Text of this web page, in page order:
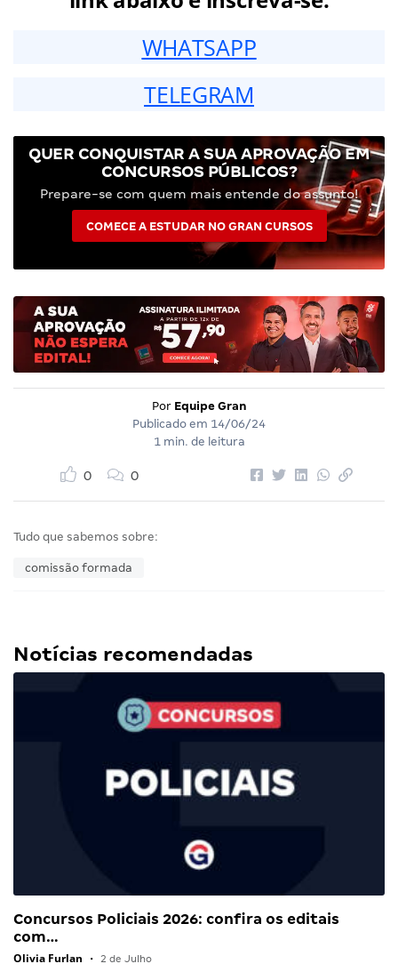
WHATSAPP
TELEGRAM
QUER CONQUISTAR A SUA APROVAÇÃO EM
CONCURSOS PÚBLICOS?
Prepare-se com quem mais entende do assunto!
COMECE A ESTUDAR NO GRAN CURSOS
Por Equipe Gran
Publicado em 14/06/24
1 min. de leitura
0 0
Tudo que sabemos sobre:
comissão formada
Notícias recomendadas
Concursos Policiais 2026: confira os editais
com…
Olivia Furlan • 2 de Julho